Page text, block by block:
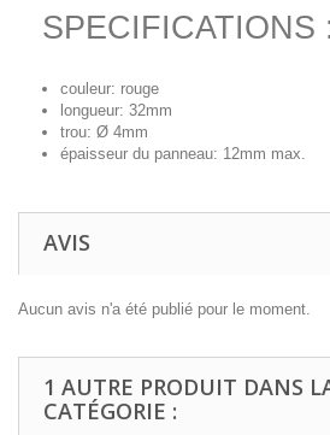
SPECIFICATIONS :
couleur: rouge
longueur: 32mm
trou: Ø 4mm
épaisseur du panneau: 12mm max.
AVIS
Aucun avis n'a été publié pour le moment.
1 AUTRE PRODUIT DANS
CATÉGORIE :